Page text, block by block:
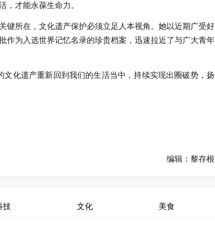
，才能永葆生命力。
键所在，文化遗产保护必须立足人本视角。她以近期广受好
作为入选世界记忆名录的珍贵档案，迅速拉近了与广大青年
化遗产重新回到我们的生活当中，持续实现出圈破势，扬
编辑：黎存根